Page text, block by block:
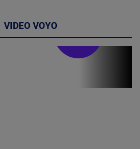
VIDEO VOYO